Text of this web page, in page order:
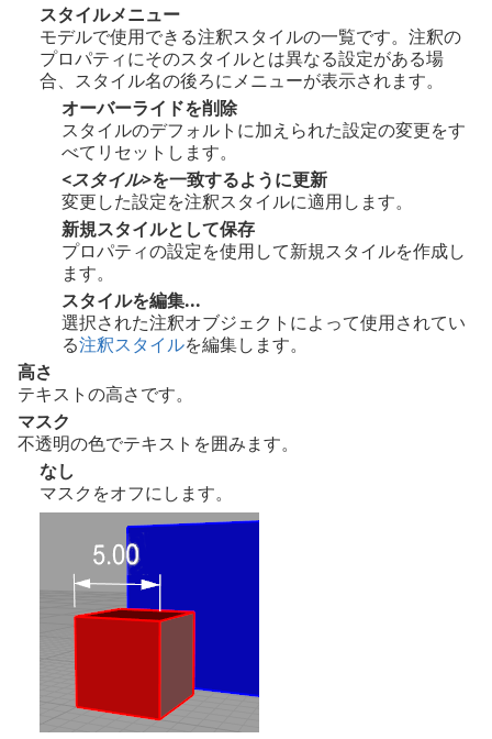
スタイルメニュー
モデルで使用できる注釈スタイルの一覧です。注釈の
プロパティにそのスタイルとは異なる設定がある場
合、スタイル名の後ろにメニューが表示されます。
オーバーライドを削除
スタイルのデフォルトに加えられた設定の変更をす
べてリセットします。
<スタイル>を一致するように更新
変更した設定を注釈スタイルに適用します。
新規スタイルとして保存
プロパティの設定を使用して新規スタイルを作成し
ます。
スタイルを編集...
選択された注釈オブジェクトによって使用されてい
る注釈スタイルを編集します。
高さ
テキストの高さです。
マスク
不透明の色でテキストを囲みます。
なし
マスクをオフにします。